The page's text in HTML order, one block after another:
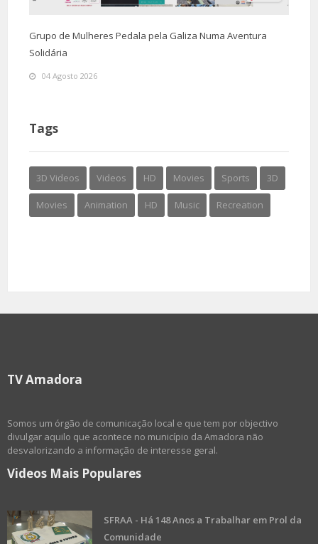
Grupo de Mulheres Pedala pela Galiza Numa Aventura
Solidária
04 Agosto 2026
Tags
3D Videos Videos HD Movies Sports 3D
Movies Animation HD Music Recreation
TV Amadora
Somos um órgão de comunicação local e que tem por objectivo
divulgar aquilo que acontece no município da Amadora não
desvalorizando a informação de interesse geral.
Videos Mais Populares
SFRAA - Há 148 Anos a Trabalhar em Prol da
Comunidade